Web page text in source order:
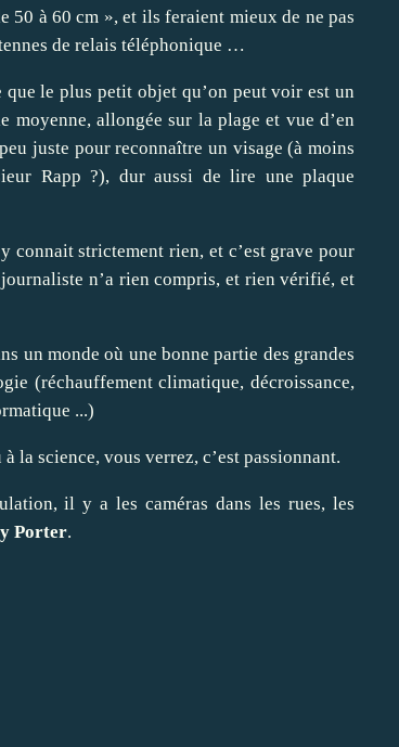
50 à 60 cm », et ils feraient mieux de ne pas
de relais téléphonique …
le plus petit objet qu’on peut voir est un
allongée sur la plage et vue d’en
juste pour reconnaître un visage (à moins
Rapp ?), dur aussi de lire une plaque
connait strictement rien, et c’est grave pour
n’a rien compris, et rien vérifié, et
un monde où une bonne partie des grandes
(réchauffement climatique, décroissance,
...)
la science, vous verrez, c’est passionnant.
il y a les caméras dans les rues, les
Porter.